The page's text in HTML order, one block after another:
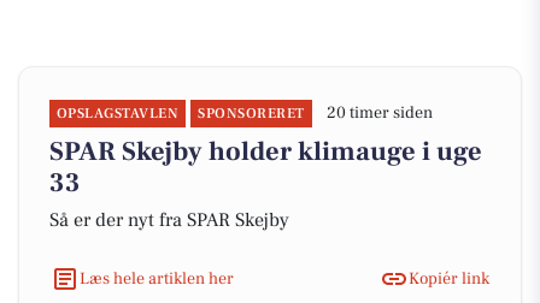
OPSLAGSTAVLEN SPONSORERET 20 timer siden
SPAR Skejby holder klimauge i uge
33
Så er der nyt fra SPAR Skejby
Læs hele artiklen her Kopiér link